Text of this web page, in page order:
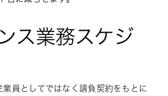
ス業務スケジ
業員としてではなく請負契約をもとに